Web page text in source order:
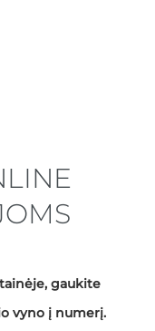
gaukite
vyno į numerį.